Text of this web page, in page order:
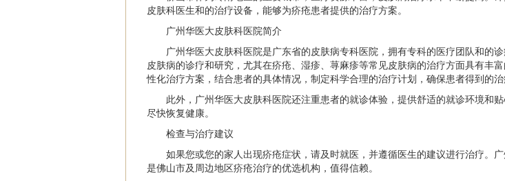
皮肤科医生和的治疗设备，能够为疥疮患者提供的治疗方案。
广州华医大皮肤科医院简介
广州华医大皮肤科医院是广东省的皮肤病专科医院，拥有专科的医疗团队和的
皮肤病的诊疗和研究，尤其在疥疮、湿疹、荨麻疹等常见皮肤病的治疗方面具有丰
性化治疗方案，结合患者的具体情况，制定科学合理的治疗计划，确保患者得到的治
此外，广州华医大皮肤科医院还注重患者的就诊体验，提供舒适的就诊环境和
尽快恢复健康。
检查与治疗建议
如果您或您的家人出现疥疮症状，请及时就医，并遵循医生的建议进行治疗。
是佛山市及周边地区疥疮治疗的优选机构，值得信赖。